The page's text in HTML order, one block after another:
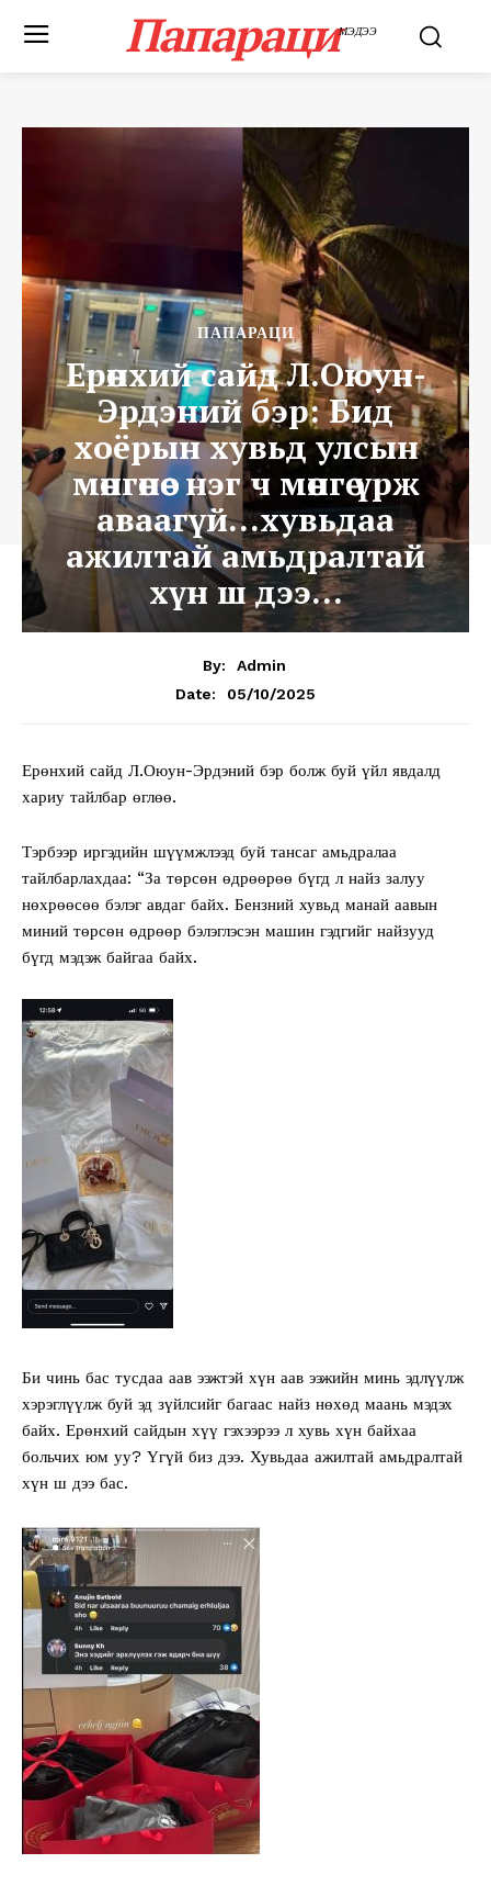
ПапарациМЭДЭЭ
ПАПАРАЦИ
Ерөнхий сайд Л.Оюун-
Эрдэний бэр: Бид
хоёрын хувьд улсын
мөнгөнөөс нэг ч мөнгө үрж
аваагүй…хувьдаа
ажилтай амьдралтай
хүн ш дээ…
By:
Admin
Date:
05/10/2025
Ерөнхий сайд Л.Оюун-Эрдэний бэр болж буй үйл явдалд
хариу тайлбар өглөө.
Тэрбээр иргэдийн шүүмжлээд буй тансаг амьдралаа
тайлбарлахдаа: “За төрсөн өдрөөрөө бүгд л найз залуу
нөхрөөсөө бэлэг авдаг байх. Бензний хувьд манай аавын
миний төрсөн өдрөөр бэлэглэсэн машин гэдгийг найзууд
бүгд мэдэж байгаа байх.
Би чинь бас тусдаа аав ээжтэй хүн аав ээжийн минь эдлүүлж
хэрэглүүлж буй эд зүйлсийг багаас найз нөхөд маань мэдэх
байх. Ерөнхий сайдын хүү гэхээрээ л хувь хүн байхаа
больчих юм уу? Үгүй биз дээ. Хувьдаа ажилтай амьдралтай
хүн ш дээ бас.